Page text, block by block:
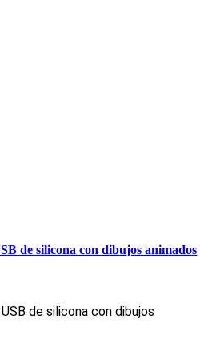
de silicona con dibujos animados
de silicona con dibujos